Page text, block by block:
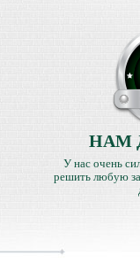
НАМ
У нас очень
решить любую